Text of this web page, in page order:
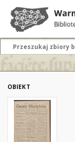
OBIEKT